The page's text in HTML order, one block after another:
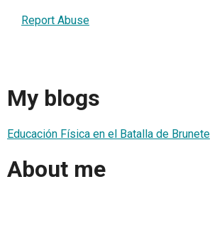
Report Abuse
My blogs
Educación Física en el Batalla de Brunete
About me